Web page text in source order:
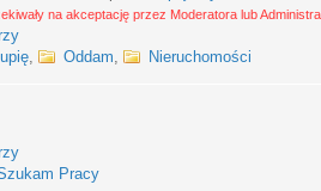
na akceptację przez Moderatora lub
, Oddam, Nieruchomości
Pracy